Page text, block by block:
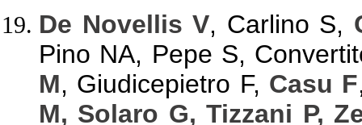
De Novellis V, Carlino S,
Pino NA, Pepe S,
M, Giudicepietro F, Casu F
M, Solaro G, Tizzani P,